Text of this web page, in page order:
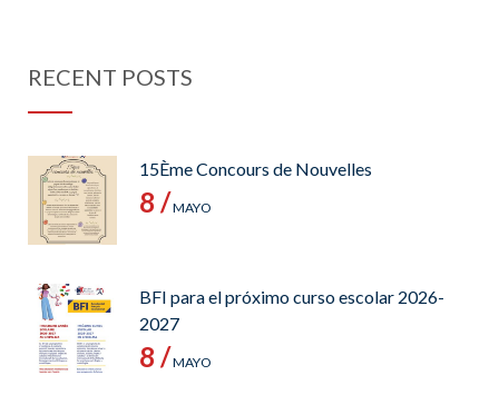
RECENT POSTS
15Ème Concours de Nouvelles
8 /MAYO
BFI para el próximo curso escolar 2026-
2027
8 /MAYO